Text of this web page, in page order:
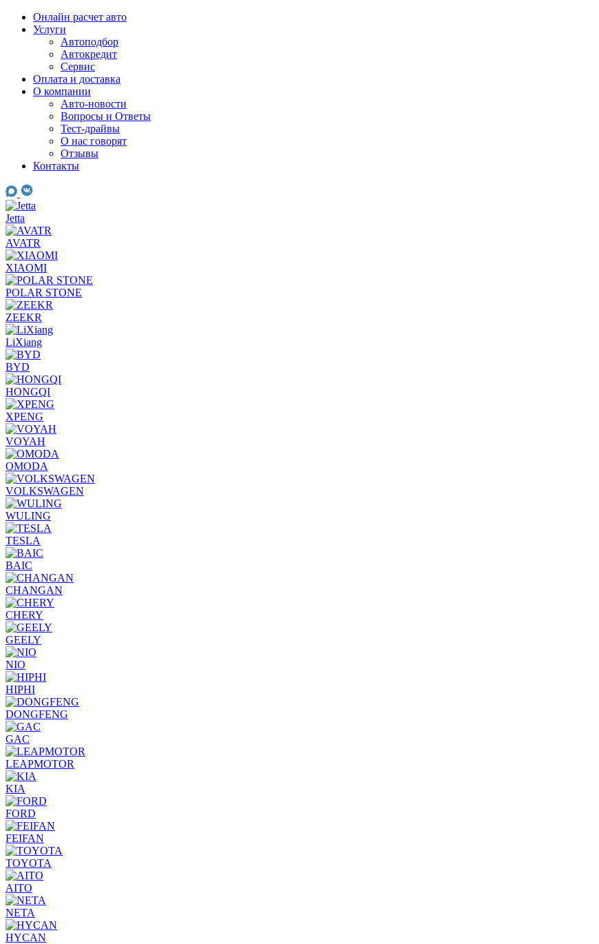
Skip
Онлайн расчет авто
Услуги
Автоподбор
Автокредит
Сервис
Оплата и доставка
О компании
Авто-новости
Вопросы и Ответы
Тест-драйвы
О нас говорят
Отзывы
Контакты
Jetta
AVATR
XIAOMI
POLAR STONE
ZEEKR
LiXiang
BYD
HONGQI
XPENG
VOYAH
OMODA
VOLKSWAGEN
WULING
TESLA
BAIC
CHANGAN
CHERY
GEELY
NIO
HIPHI
DONGFENG
GAC
LEAPMOTOR
KIA
FORD
FEIFAN
TOYOTA
AITO
NETA
HYCAN